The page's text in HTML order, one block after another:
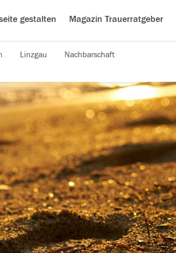
gestalten Magazin Trauerratgeber
Linzgau Nachbarschaft